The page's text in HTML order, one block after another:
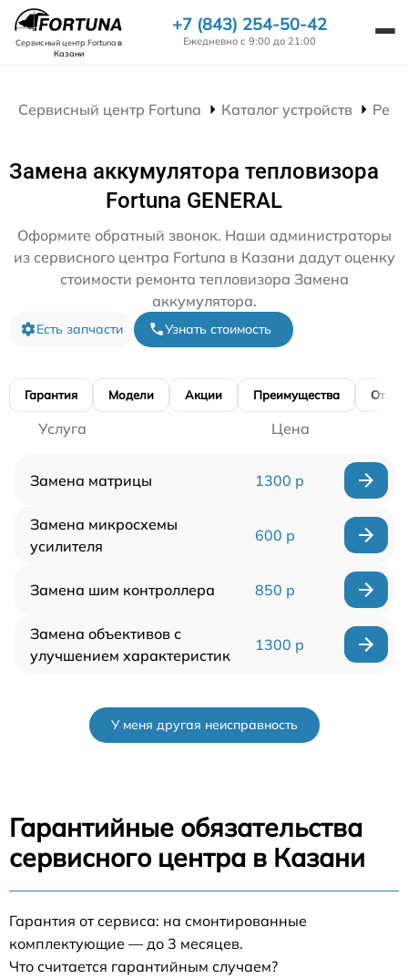
Сервисный центр Fortunaв
Казани
+7 (843) 254-50-42
Ежедневно с 9:00 до 21:00
Сервисный центр Fortuna Каталог устройств
Замена аккумулятора тепловизора
Fortuna GENERAL
Оформите обратный звонок. Наши администраторы
из сервисного центра Fortuna в Казани дадут оценку
стоимости ремонта тепловизора Замена
аккумулятора.
Есть запчасти Узнать стоимость
Гарантия Модели Акции Преимущества
Услуга Цена
Замена матрицы 1300 р
Замена микросхемы
усилителя
600 р
Замена шим контроллера 850 р
Замена объективов с
улучшением характеристик
1300 р
У меня другая неисправность
Гарантийные обязательства
сервисного центра в Казани
Гарантия от сервиса: на смонтированные
комплектующие — до 3 месяцев.
Что считается гарантийным случаем?